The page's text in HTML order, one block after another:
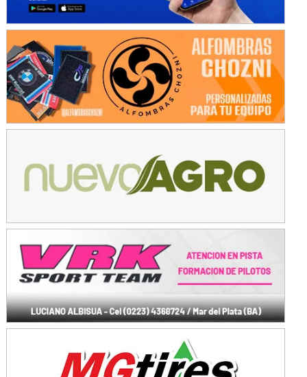
KDO - F6
Ciudad de Trenque Lauquen (Asfalto)
Trenque Lauquen (Buenos Aires)
ENTRERRIANO - F6 (POSTERGADA)
Parque de la Velocidad (Asfalto)
Villaguay (Entre Ríos)
VICTORIENSE - F7
PATAGONICO - F6
Moto Club Reginense (Tierra)
CSK - F7
Juventud Unida (Tierra)
Humboldt (Santa Fe)
NORESTE SANTAFESINO - F6
Ciudad de Avellaneda (Asfalto)
Avellaneda (Santa Fe)
José Samuel Sánchez (Tierra)
Rufino (Santa Fe)